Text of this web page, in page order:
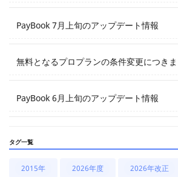
PayBook 7月上旬のアップデート情報
無料となるプロプランの条件変更につき
PayBook 6月上旬のアップデート情報
タグ一覧
2015年 2026年度 2026年改正